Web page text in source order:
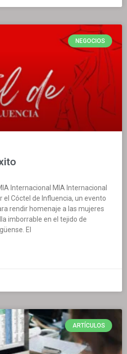
NEGOCIOS
Internacional MIA Internacional
el Cóctel de Influencia, un evento
rendir homenaje a las mujeres
imborrable en el tejido de
El
ARTÍCULOS